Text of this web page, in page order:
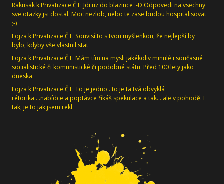
Rakusak k Privatizace ČT: Jdi uz do blazince :-D Odpovedi na vsechny
sve otazky jsi dostal. Moc nezlob, nebo te zase budou hospitalisovat
;-)
Lojza k Privatizace ČT: Souvisí to s tvou myšlenkou, že nejlepší by
bylo, kdyby vše vlastnil stat
Lojza k Privatizace ČT: Mám tím na mysli jakékoliv minulé i současné
socialistické či komunistické či podobné státu. Před 100 lety jako
dneska.
Lojza k Privatizace ČT: To je jedno...to je ta tvá obvyklá
rétorika....nabídce a poptávce říkáš spekulace a tak....ale v pohodě. I
tak, je to jak jsem rekl